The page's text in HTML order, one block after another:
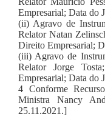
Empresarial; Data do
(ii) Agravo de
Relator Natan
Direito Empresarial;
(iii) Agravo de
Relator Jorge
Empresarial; Data do
4 Conforme
Ministra Nancy
25.11.2021.]